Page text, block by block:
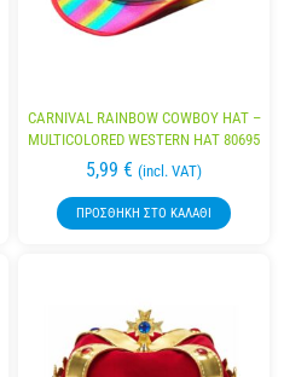
CARNIVAL RAINBOW COWBOY HAT –
MULTICOLORED WESTERN HAT 80695
5,99 € (incl. VAT)
ΠΡΟΣΘΉΚΗ ΣΤΟ ΚΑΛΆΘΙ